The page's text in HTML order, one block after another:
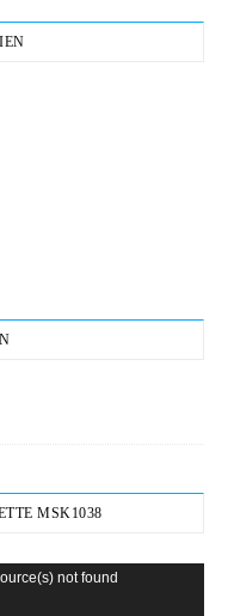
MSK1038
not found